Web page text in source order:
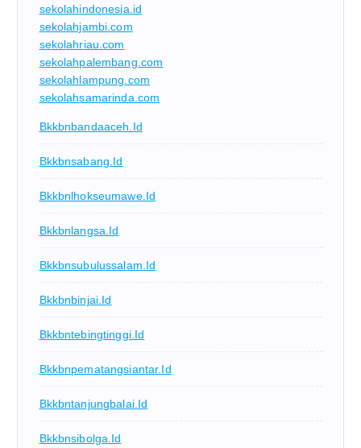
sekolahindonesia.id
sekolahjambi.com
sekolahriau.com
sekolahpalembang.com
sekolahlampung.com
sekolahsamarinda.com
Bkkbnbandaaceh.id
Bkkbnsabang.id
Bkkbnlhokseumawe.id
Bkkbnlangsa.id
Bkkbnsubulussalam.id
Bkkbnbinjai.id
Bkkbntebingtinggi.id
Bkkbnpematangsiantar.id
Bkkbntanjungbalai.id
Bkkbnsibolga.id